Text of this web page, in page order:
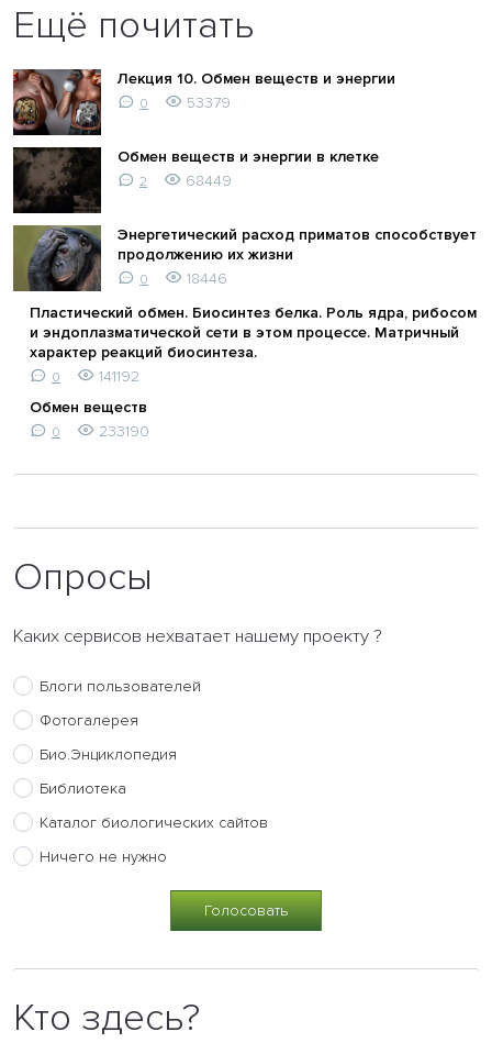
Ещё почитать
Лекция 10. Обмен веществ и энергии
0 53379
Обмен веществ и энергии в клетке
2 68449
Энергетический расход приматов способствует
продолжению их жизни
0
18446
Пластический обмен. Биосинтез белка. Роль ядра, рибосом
и эндоплазматической сети в этом процессе. Матричный
характер реакций биосинтеза.
0
141192
Обмен веществ
0 233190
Опросы
Каких сервисов нехватает нашему проекту ?
Блоги пользователей
Фотогалерея
Био.Энциклопедия
Библиотека
Каталог биологических сайтов
Ничего не нужно
Кто здесь?